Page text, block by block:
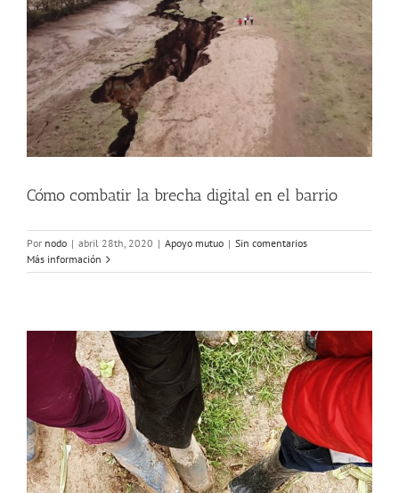
Cómo combatir la brecha digital en el barrio
Por nodo | abril 28th, 2020 | Apoyo mutuo | Sin comentarios
Más información